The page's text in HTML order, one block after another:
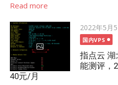
Read more
Posted
on
2022年5月
国内VPS
指点云 湖
能测评，
40元/月